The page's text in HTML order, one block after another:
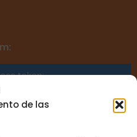
de las
token:
are not allowed
not a confirmed